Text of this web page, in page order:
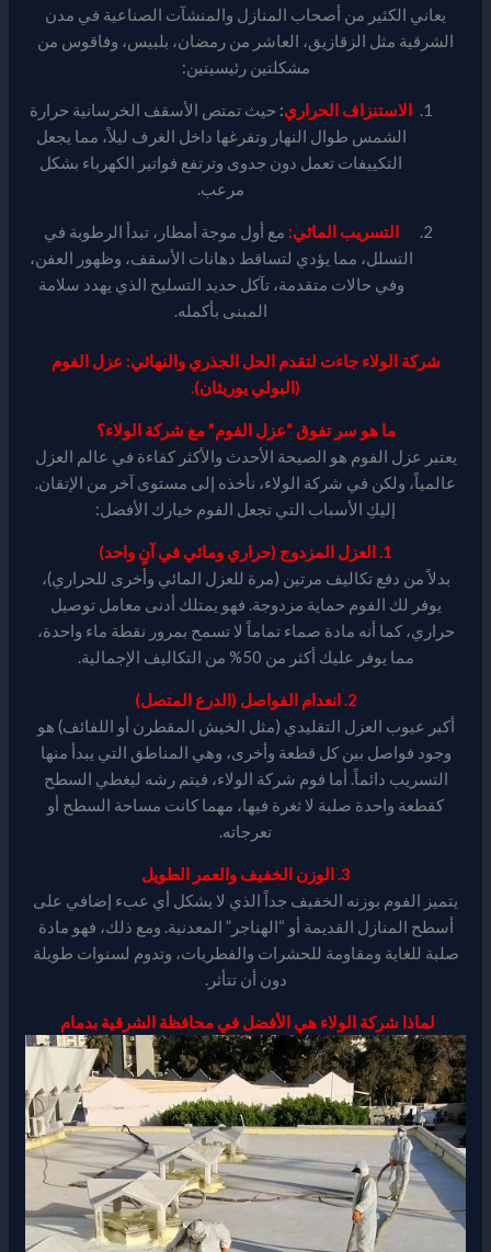
يعاني الكثير من أصحاب المنازل والمنشآت الصناعية في مدن
الشرقية مثل الزقازيق، العاشر من رمضان، بلبيس، وفاقوس من
مشكلتين رئيسيتين:
الاستنزاف الحراري: حيث تمتص الأسقف الخرسانية حرارة
الشمس طوال النهار وتفرغها داخل الغرف ليلاً، مما يجعل
التكييفات تعمل دون جدوى وترتفع فواتير الكهرباء بشكل
مرعب.
التسريب المائي: مع أول موجة أمطار، تبدأ الرطوبة في
التسلل، مما يؤدي لتساقط دهانات الأسقف، وظهور العفن،
وفي حالات متقدمة، تآكل حديد التسليح الذي يهدد سلامة
المبنى بأكمله.
شركة الولاء جاءت لتقدم الحل الجذري والنهائي: عزل الفوم
(البولي يوريثان).
ما هو سر تفوق “عزل الفوم” مع شركة الولاء؟
يعتبر عزل الفوم هو الصيحة الأحدث والأكثر كفاءة في عالم العزل
عالمياً، ولكن في شركة الولاء، نأخذه إلى مستوى آخر من الإتقان.
إليكِ الأسباب التي تجعل الفوم خيارك الأفضل:
1. العزل المزدوج (حراري ومائي في آنٍ واحد)
بدلاً من دفع تكاليف مرتين (مرة للعزل المائي وأخرى للحراري)،
يوفر لك الفوم حماية مزدوجة. فهو يمتلك أدنى معامل توصيل
حراري، كما أنه مادة صماء تماماً لا تسمح بمرور نقطة ماء واحدة،
مما يوفر عليك أكثر من 50% من التكاليف الإجمالية.
2. انعدام الفواصل (الدرع المتصل)
أكبر عيوب العزل التقليدي (مثل الخيش المقطرن أو اللفائف) هو
وجود فواصل بين كل قطعة وأخرى، وهي المناطق التي يبدأ منها
التسريب دائماً. أما فوم شركة الولاء، فيتم رشه ليغطي السطح
كقطعة واحدة صلبة لا ثغرة فيها، مهما كانت مساحة السطح أو
تعرجاته.
3. الوزن الخفيف والعمر الطويل
يتميز الفوم بوزنه الخفيف جداً الذي لا يشكل أي عبء إضافي على
أسطح المنازل القديمة أو “الهناجر” المعدنية. ومع ذلك، فهو مادة
صلبة للغاية ومقاومة للحشرات والفطريات، وتدوم لسنوات طويلة
دون أن تتأثر.
لماذا شركة الولاء هي الأفضل في محافظة الشرقية بدمام